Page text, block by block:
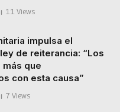
11 Views
impulsa el
de reiterancia: “Los
que
con esta causa”
7 Views